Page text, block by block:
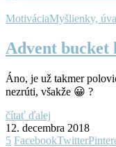
MotiváciaMyšlienky,
Advent bucket
Áno, je už takmer
nezrúti, všakže 😀 ?
čítať ďalej
12. decembra 2018
5 FacebookTwitter